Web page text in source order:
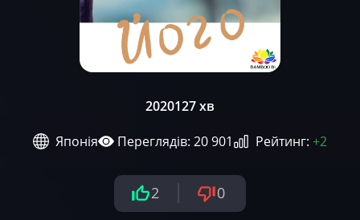
2020127 хв
Японія
Переглядів: 20 901 Рейтинг: +2
2 0